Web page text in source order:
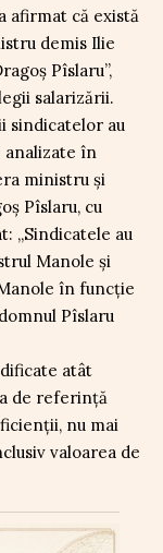
afirmat că există
demis Ilie
Pîslaru”,
salarizării.
sindicatelor au
în
ministru și
Pîslaru, cu
„Sindicatele au
Manole și
în funcție
Pîslaru
atât
de referință
nu mai
valoarea de